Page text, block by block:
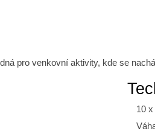
pro venkovní aktivity, kde se
10